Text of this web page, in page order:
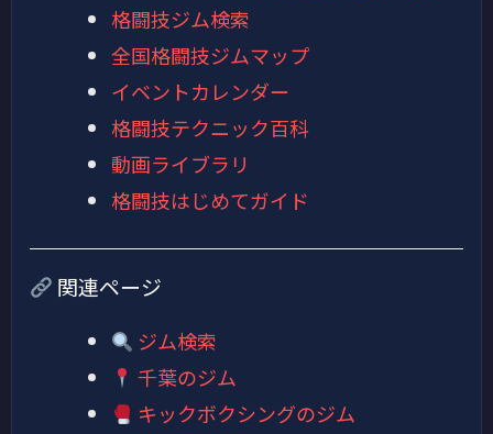
格闘技ジム検索
全国格闘技ジムマップ
イベントカレンダー
格闘技テクニック百科
動画ライブラリ
格闘技はじめてガイド
関連ページ
ジム検索
千葉のジム
キックボクシングのジム